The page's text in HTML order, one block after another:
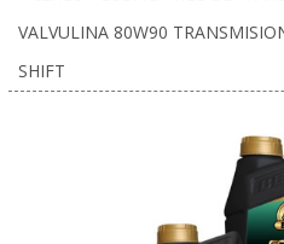
VALVULINA 80W90
SHIFT